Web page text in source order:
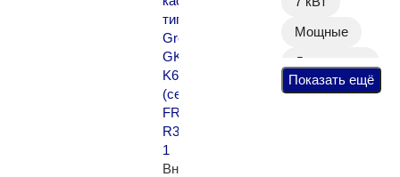
Вн
Мощные
Для склада
Для магазина
Показать ещё